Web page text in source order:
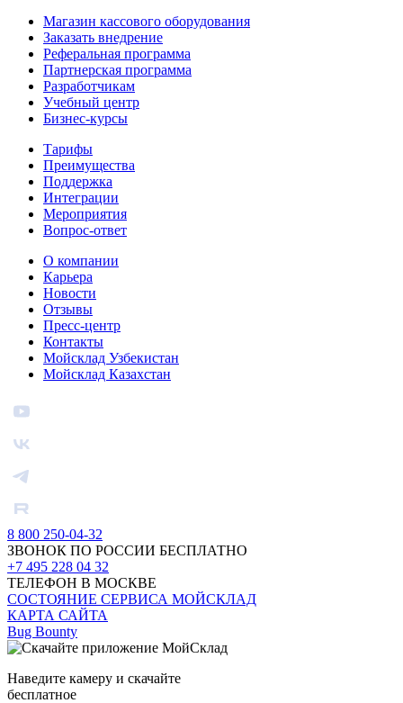
Магазин кассового оборудования
Заказать внедрение
Реферальная программа
Партнерская программа
Разработчикам
Учебный центр
Бизнес‑курсы
Тарифы
Преимущества
Поддержка
Интеграции
Мероприятия
Вопрос-ответ
О компании
Карьера
Новости
Отзывы
Пресс-центр
Контакты
Мойсклад Узбекистан
Мойсклад Казахстан
8 800 250-04-32
ЗВОНОК ПО РОССИИ БЕСПЛАТНО
+7 495 228 04 32
ТЕЛЕФОН В МОСКВЕ
СОСТОЯНИЕ СЕРВИСА МОЙСКЛАД
КАРТА САЙТА
Bug Bounty
Наведите камеру и скачайте
бесплатное